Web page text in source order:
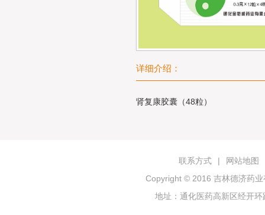
详细介绍：
肾复康胶囊（48粒）
联系方式 |
网站地图
Copyright © 2016 吉林德济药
地址：通化医药高新区经开